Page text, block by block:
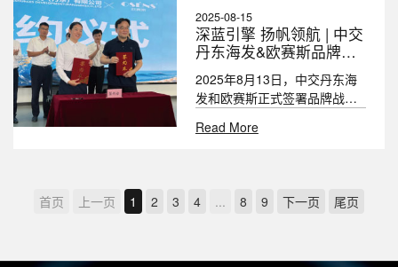
器、TATA木门等近70家企业的
创始人及高管参与，涵盖饮
料、食品、农业、低压电器等
2025-08-15
深蓝引擎 扬帆领航 | 中交
丹东海发&欧赛斯品牌战
略合作正式启动
2025年8月13日，中交丹东海
发和欧赛斯正式签署品牌战略
Read More
首页 上一页 1 2 3 4 ... 8 9 下一页 尾页
欧赛斯
中国三大品牌战略全案头部企业之一
您的姓名： 联系方式：